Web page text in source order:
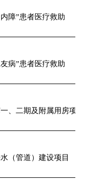
障”患者医疗救助
病”患者医疗救助
、二期及附属用房项目
（管道）建设项目